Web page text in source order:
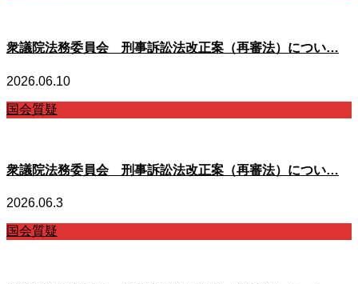
衆議院法務委員会 刑事訴訟法改正案（再審法）につい…
2026.06.10
国会質疑
衆議院法務委員会 刑事訴訟法改正案（再審法）につい…
2026.06.3
国会質疑